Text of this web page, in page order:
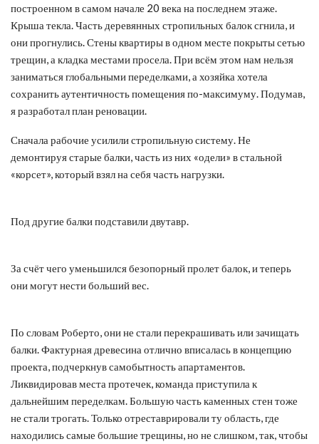
построенном в самом начале 20 века на последнем этаже.
Крыша текла. Часть деревянных стропильных балок сгнила, и
они прогнулись. Стены квартиры в одном месте покрыты сетью
трещин, а кладка местами просела. При всём этом нам нельзя
заниматься глобальными переделками, а хозяйка хотела
сохранить аутентичность помещения по-максимуму. Подумав,
я разработал план реновации.
Сначала рабочие усилили стропильную систему. Не
демонтируя старые балки, часть из них «одели» в стальной
«корсет», который взял на себя часть нагрузки.
Под другие балки подставили двутавр.
За счёт чего уменьшился безопорный пролет балок, и теперь
они могут нести больший вес.
По словам Роберто, они не стали перекрашивать или зачищать
балки. Фактурная древесина отлично вписалась в концепцию
проекта, подчеркнув самобытность апартаментов.
Ликвидировав места протечек, команда приступила к
дальнейшим переделкам. Большую часть каменных стен тоже
не стали трогать. Только отреставрировали ту область, где
находились самые большие трещины, но не слишком, так, чтобы